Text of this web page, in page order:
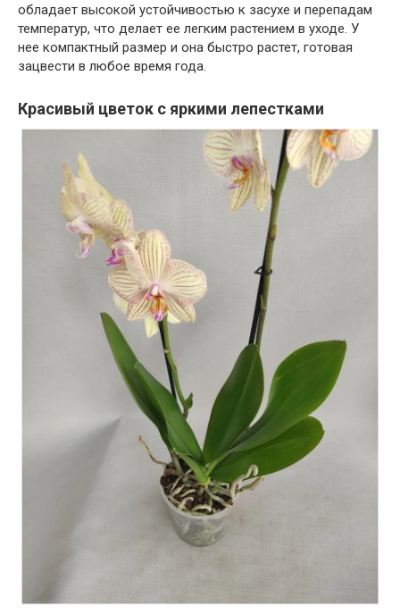
обладает высокой устойчивостью к засухе и перепадам
температур, что делает ее легким растением в уходе. У
нее компактный размер и она быстро растет, готовая
зацвести в любое время года.
Красивый цветок с яркими лепестками